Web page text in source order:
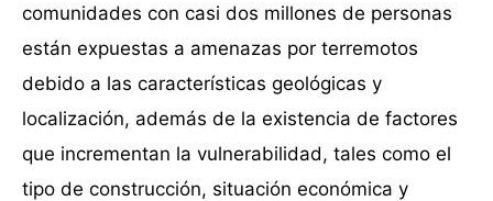
comunidades con casi dos millones de personas
están expuestas a amenazas por terremotos
debido a las características geológicas y
localización, además de la existencia de factores
que incrementan la vulnerabilidad, tales como el
tipo de construcción, situación económica y